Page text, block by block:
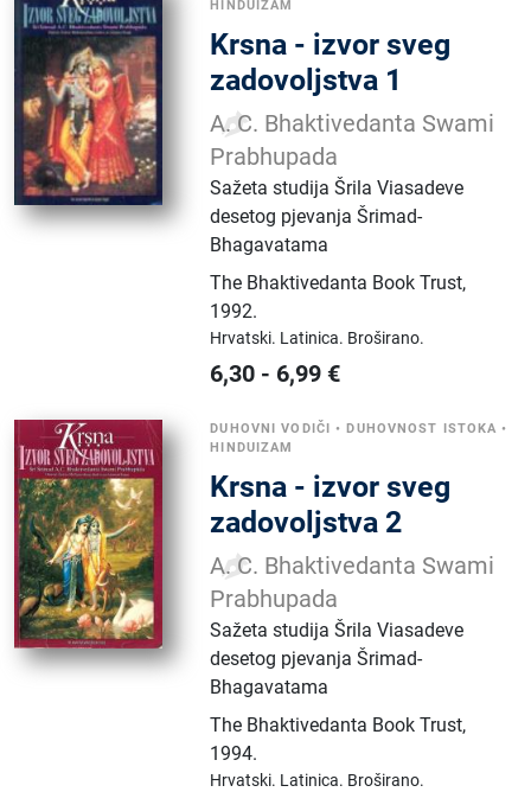
HINDUIZAM
Krsna - izvor sveg
zadovoljstva 1
A. C. Bhaktivedanta Swami
Prabhupada
Sažeta studija Šrila Viasadeve
desetog pjevanja Šrimad-
Bhagavatama
The Bhaktivedanta Book Trust,
1992.
Hrvatski. Latinica. Broširano.
6,30 - 6,99 €
DUHOVNI VODIČI • DUHOVNOST ISTOKA •
HINDUIZAM
Krsna - izvor sveg
zadovoljstva 2
A. C. Bhaktivedanta Swami
Prabhupada
Sažeta studija Šrila Viasadeve
desetog pjevanja Šrimad-
Bhagavatama
The Bhaktivedanta Book Trust,
1994.
Hrvatski. Latinica. Broširano.